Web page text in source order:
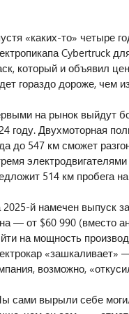
«каких-то» четыре
Cybertruck
который и объявил
гораздо дороже, чем
на рынок выйдут
году. Двухмоторная
до 547 км сможет
514 км пробега
й намечен выпуск
— от $60 990 (вместо
на мощность
«зашкаливает»
возможно,
сами вырыли себе